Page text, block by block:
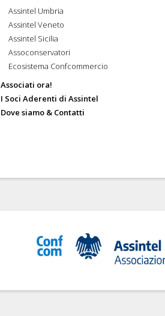
Assintel Umbria
Assintel Veneto
Assintel Sicilia
Assoconservatori
Ecosistema Confcommercio
Associati ora!
I Soci Aderenti di Assintel
Dove siamo & Contatti